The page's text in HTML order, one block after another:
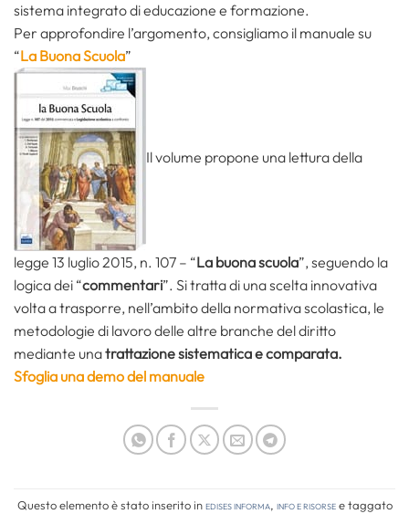
sistema integrato di educazione e formazione.
Per approfondire l’argomento, consigliamo il manuale su
“La Buona Scuola”
Il volume propone una lettura della
legge 13 luglio 2015, n. 107 – “La buona scuola”, seguendo la
logica dei “commentari”. Si tratta di una scelta innovativa
volta a trasporre, nell’ambito della normativa scolastica, le
metodologie di lavoro delle altre branche del diritto
mediante unatrattazione sistematica e comparata.
Sfoglia una demo del manuale
Questo elemento è stato inserito inEdises informa, Info e risorsee taggato